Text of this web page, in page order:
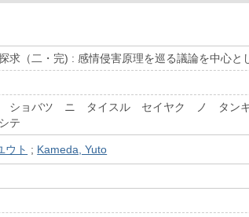
求（二・完) : 感情侵害原理を巡る議論を中心と
ショバツ ニ タイスル セイヤク ノ タ
テ
ウト ; Kameda, Yuto